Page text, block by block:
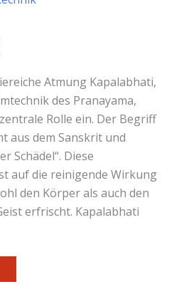
Atmung Kapalabhati,
des Pranayama,
Rolle ein. Der Begriff
aus dem Sanskrit und
Schädel“. Diese
auf die reinigende Wirkung
den Körper als auch den
erfrischt. Kapalabhati